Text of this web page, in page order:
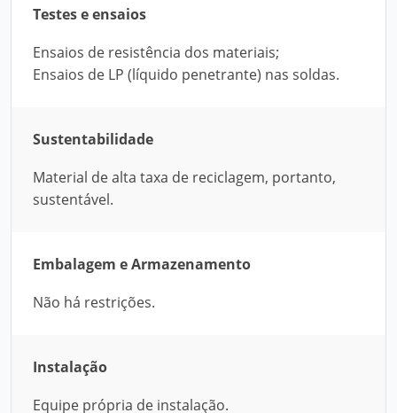
Testes e ensaios
Ensaios de resistência dos materiais;
Ensaios de LP (líquido penetrante) nas soldas.
Sustentabilidade
Material de alta taxa de reciclagem, portanto,
sustentável.
Embalagem e Armazenamento
Não há restrições.
Instalação
Equipe própria de instalação.